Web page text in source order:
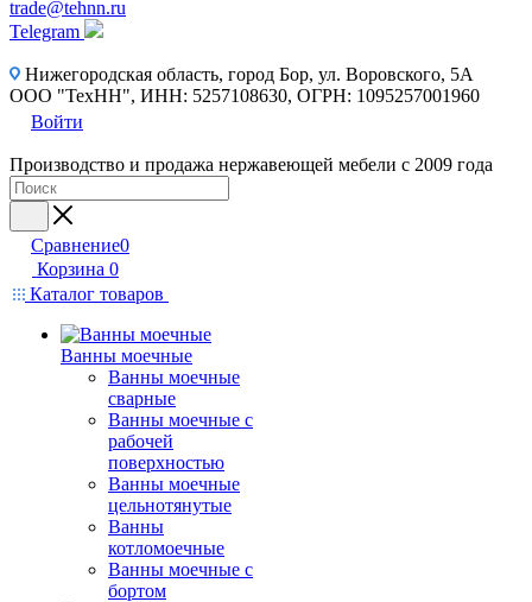
trade@tehnn.ru
Telegram
Нижегородская область, город Бор, ул. Воровского, 5А
ООО "ТехНН", ИНН: 5257108630, ОГРН: 1095257001960
Войти
Производство и продажа нержавеющей мебели с 2009 года
Сравнение0
Корзина 0
Каталог товаров
Ванны моечные
Ванны моечные
сварные
Ванны моечные с
рабочей
поверхностью
Ванны моечные
цельнотянутые
Ванны
котломоечные
Ванны моечные с
бортом